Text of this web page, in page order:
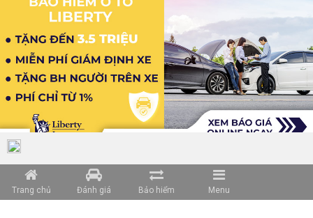
Trang chủ Đánh giá Bảo hiểm Menu